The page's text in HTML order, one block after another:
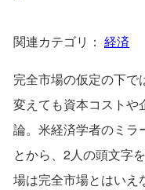
関連カテゴリ： 経済
完全市場の仮定の下で
変えても資本コストや
論。米経済学者のミラ
とから、2人の頭文字
場は完全市場とはいえ